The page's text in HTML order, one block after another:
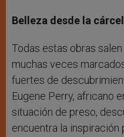
Belleza desde la cárcel
Todas estas obras
muchas veces
fuertes de
Eugene Perry, africano
situación de preso,
encuentra la inspiración